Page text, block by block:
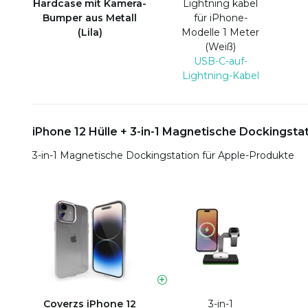
Hardcase mit Kamera-
Bumper aus Metall
(Lila)
Lightning kabel
für iPhone-
Modelle 1 Meter
(Weiß)
USB-C-auf-
Lightning-Kabel
iPhone 12 Hülle + 3-in-1 Magnetische
3-in-1 Magnetische Dockingstation für Apple-Produkte
Coverzs iPhone 12 3-in-1